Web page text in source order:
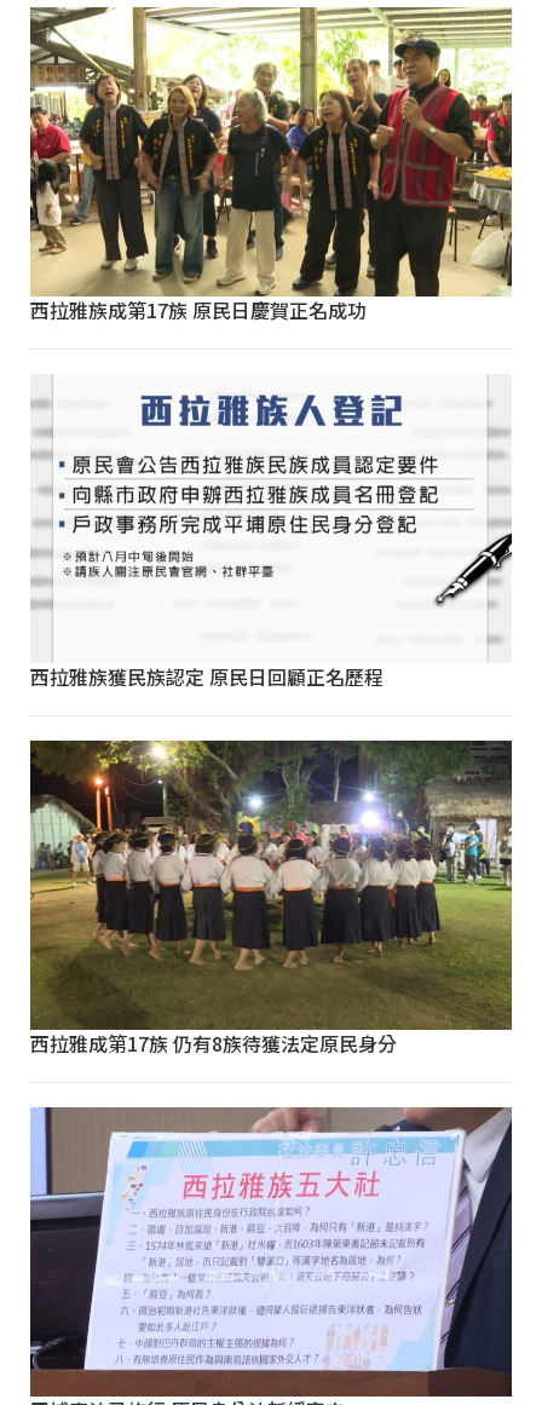
西拉雅族成第17族 原民日慶賀正名成功
西拉雅族獲民族認定 原民日回顧正名歷程
西拉雅成第17族 仍有8族待獲法定原民身分